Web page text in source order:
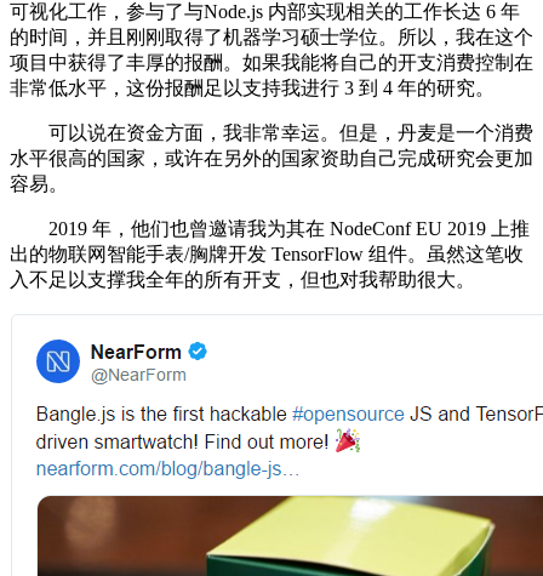
可视化工作，参与了与Node.js 内部实现相关的工作长达 6 年
的时间，并且刚刚取得了机器学习硕士学位。所以，我在这个
项目中获得了丰厚的报酬。如果我能将自己的开支消费控制在
非常低水平，这份报酬足以支持我进行 3 到 4 年的研究。
可以说在资金方面，我非常幸运。但是，丹麦是一个消费
水平很高的国家，或许在另外的国家资助自己完成研究会更加
容易。
2019 年，他们也曾邀请我为其在 NodeConf EU 2019 上推
出的物联网智能手表/胸牌开发 TensorFlow 组件。虽然这笔收
入不足以支撑我全年的所有开支，但也对我帮助很大。